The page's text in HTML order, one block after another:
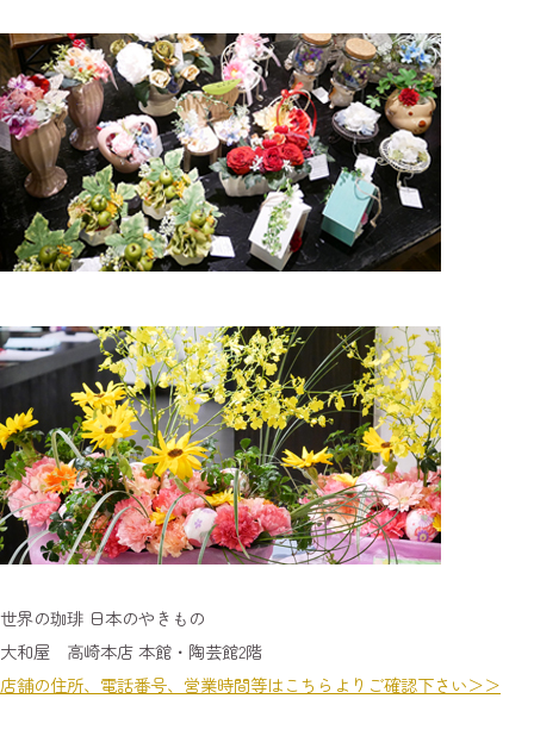
世界の珈琲 日本のやきもの
大和屋 高崎本店 本館・陶芸館2階
店舗の住所、電話番号、営業時間等はこちらよりご確認下さい＞＞